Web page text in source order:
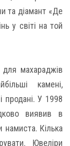
та діамант «Де
у світі на той
махараджів
камені,
продані. У 1998
виявив в
намиста. Кілька
Ювеліри